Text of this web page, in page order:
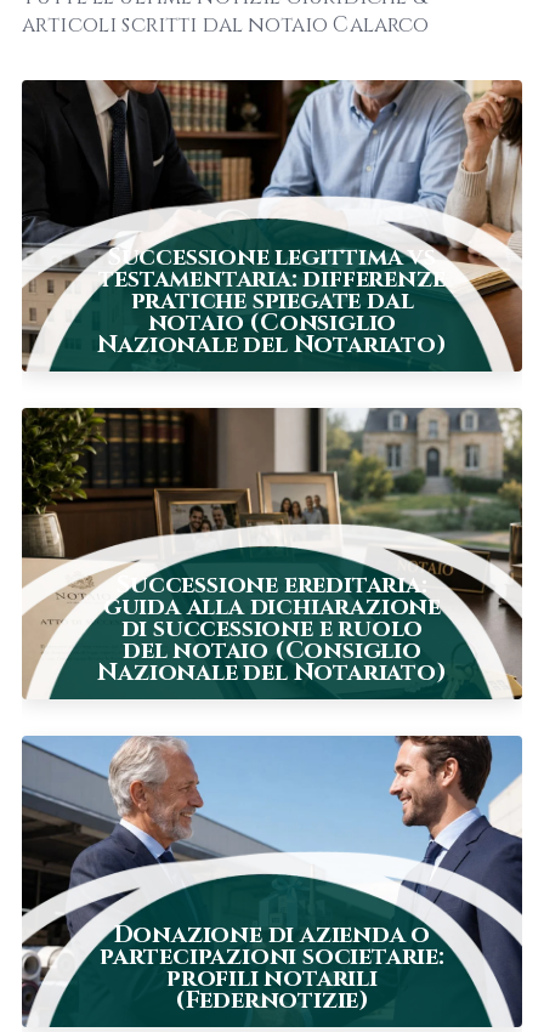
articoli scritti dal notaio Calarco
Successione legittima vs
testamentaria: differenze
pratiche spiegate dal
notaio (Consiglio
Nazionale del Notariato)
Successione ereditaria:
guida alla dichiarazione
di successione e ruolo
del notaio (Consiglio
Nazionale del Notariato)
Donazione di azienda o
partecipazioni societarie:
profili notarili
(Federnotizie)